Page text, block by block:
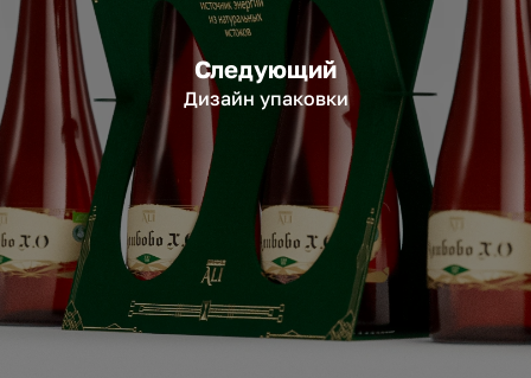
Следующий
Дизайн упаковки